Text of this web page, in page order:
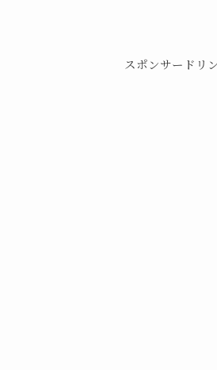
スポンサードリ